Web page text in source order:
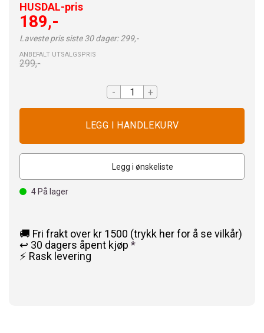
HUSDAL-pris
189,-
Laveste pris siste 30 dager: 299,-
ANBEFALT UTSALGSPRIS
299,-
- +
Legg i ønskeliste
4 På lager
🚚 Fri frakt over kr 1500 (trykk her for å se vilkår)
↩️ 30 dagers åpent kjøp *
⚡ Rask levering